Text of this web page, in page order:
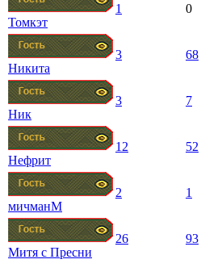
Томкэт
1 0
Никита
3 68
Ник
3 7
Нефрит
12 52
мичманМ
2 1
Митя с Пресни
26 93